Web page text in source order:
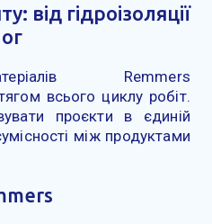
від гідроізоляції
Remmers
всього циклу робіт.
проєкти в єдиній
між продуктами